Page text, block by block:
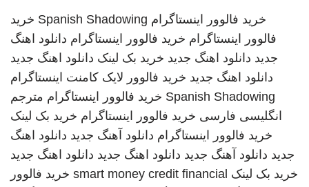
خرید فالوور اینستاگرام Spanish Shadowing خرید
فالوور اینستاگرام خرید فالوور اینستاگرام دانلود اهنگ
جدید دانلود اهنگ جدید خرید بک لینک دانلود اهنگ جدید
دانلود اهنگ جدید خرید فالوور لایک کامنت اینستاگرام
Spanish Shadowing خرید فالوور اینستاگرام مترجم
انگلیسی فارسی خرید فالوور اینستاگرام خرید بک لینک
خرید فالوور اینستاگرام دانلود آهنگ جدید دانلود اهنگ
جدید دانلود آهنگ جدید دانلود اهنگ جدید دانلود اهنگ جدید
خرید بک لینک smart money credit financial خرید فالوور